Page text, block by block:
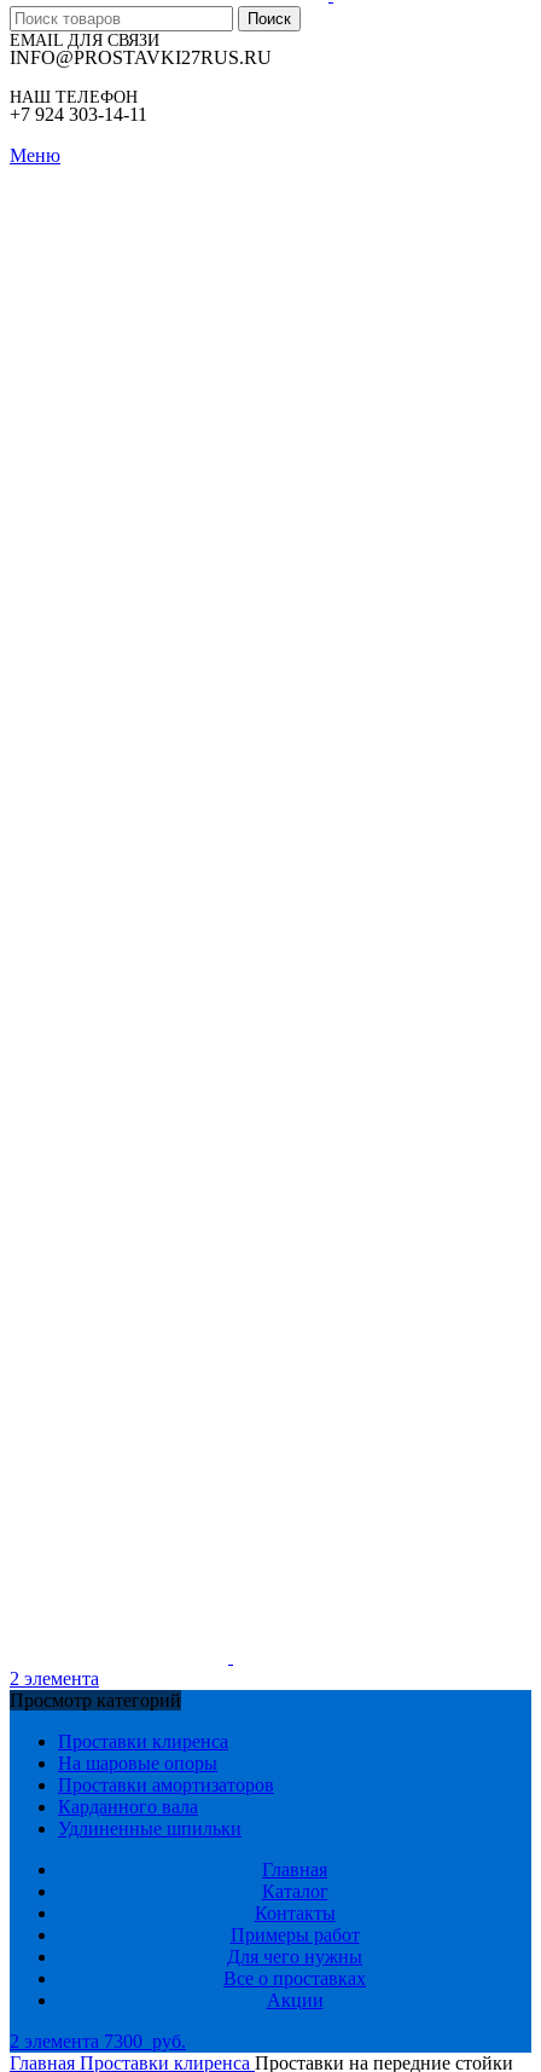
Поиск
EMAIL ДЛЯ СВЯЗИ
INFO@PROSTAVKI27RUS.RU
НАШ ТЕЛЕФОН
+7 924 303-14-11
Меню
2 элемента
Просмотр категорий
Проставки клиренса
На шаровые опоры
Проставки амортизаторов
Карданного вала
Удлиненные шпильки
Главная
Каталог
Контакты
Примеры работ
Для чего нужны
Все о проставках
Акции
2 элемента 7300 руб.
Главная Проставки клиренса Проставки на передние стойки